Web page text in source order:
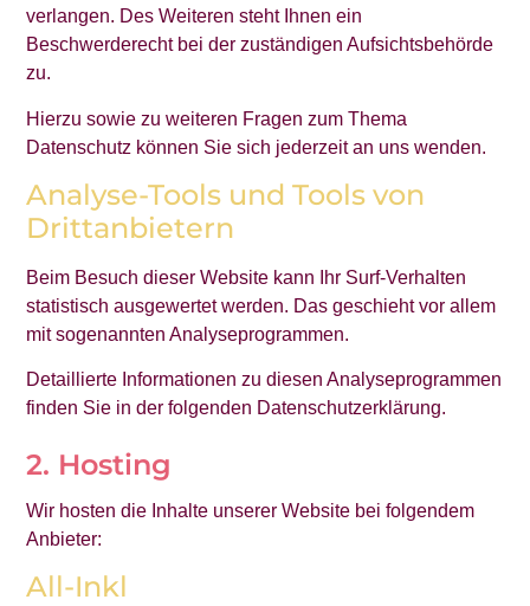
verlangen. Des Weiteren steht Ihnen ein
Beschwerderecht bei der zuständigen Aufsichtsbehörde
zu.
Hierzu sowie zu weiteren Fragen zum Thema
Datenschutz können Sie sich jederzeit an uns wenden.
Analyse-Tools und Tools von
Dritt­anbietern
Beim Besuch dieser Website kann Ihr Surf-Verhalten
statistisch ausgewertet werden. Das geschieht vor allem
mit sogenannten Analyseprogrammen.
Detaillierte Informationen zu diesen Analyseprogrammen
finden Sie in der folgenden Datenschutzerklärung.
2. Hosting
Wir hosten die Inhalte unserer Website bei folgendem
Anbieter:
All-Inkl